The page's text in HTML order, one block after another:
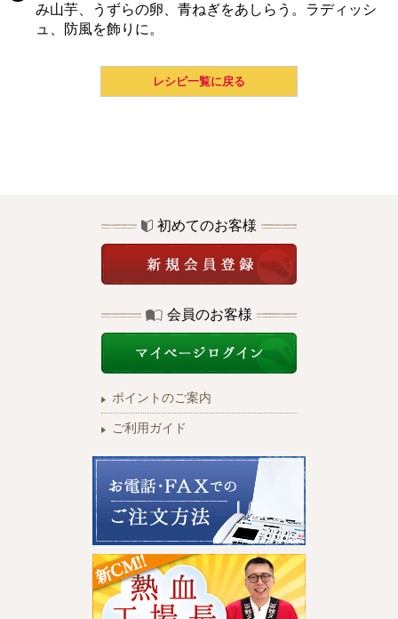
み山芋、うずらの卵、青ねぎをあしらう。ラディッシ
ュ、防風を飾りに。
レシピ一覧に戻る
初めてのお客様
会員のお客様
ポイントのご案内
ご利用ガイド